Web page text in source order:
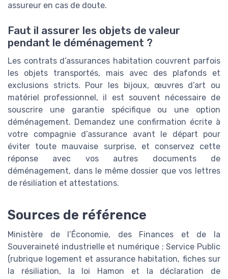
assureur en cas de doute.
Faut il assurer les objets de valeur
pendant le déménagement ?
Les contrats d’assurances habitation couvrent parfois
les objets transportés, mais avec des plafonds et
exclusions stricts. Pour les bijoux, œuvres d’art ou
matériel professionnel, il est souvent nécessaire de
souscrire une garantie spécifique ou une option
déménagement. Demandez une confirmation écrite à
votre compagnie d’assurance avant le départ pour
éviter toute mauvaise surprise, et conservez cette
réponse avec vos autres documents de
déménagement, dans le même dossier que vos lettres
de résiliation et attestations.
Sources de référence
Ministère de l’Économie, des Finances et de la
Souveraineté industrielle et numérique ; Service Public
(rubrique logement et assurance habitation, fiches sur
la résiliation, la loi Hamon et la déclaration de